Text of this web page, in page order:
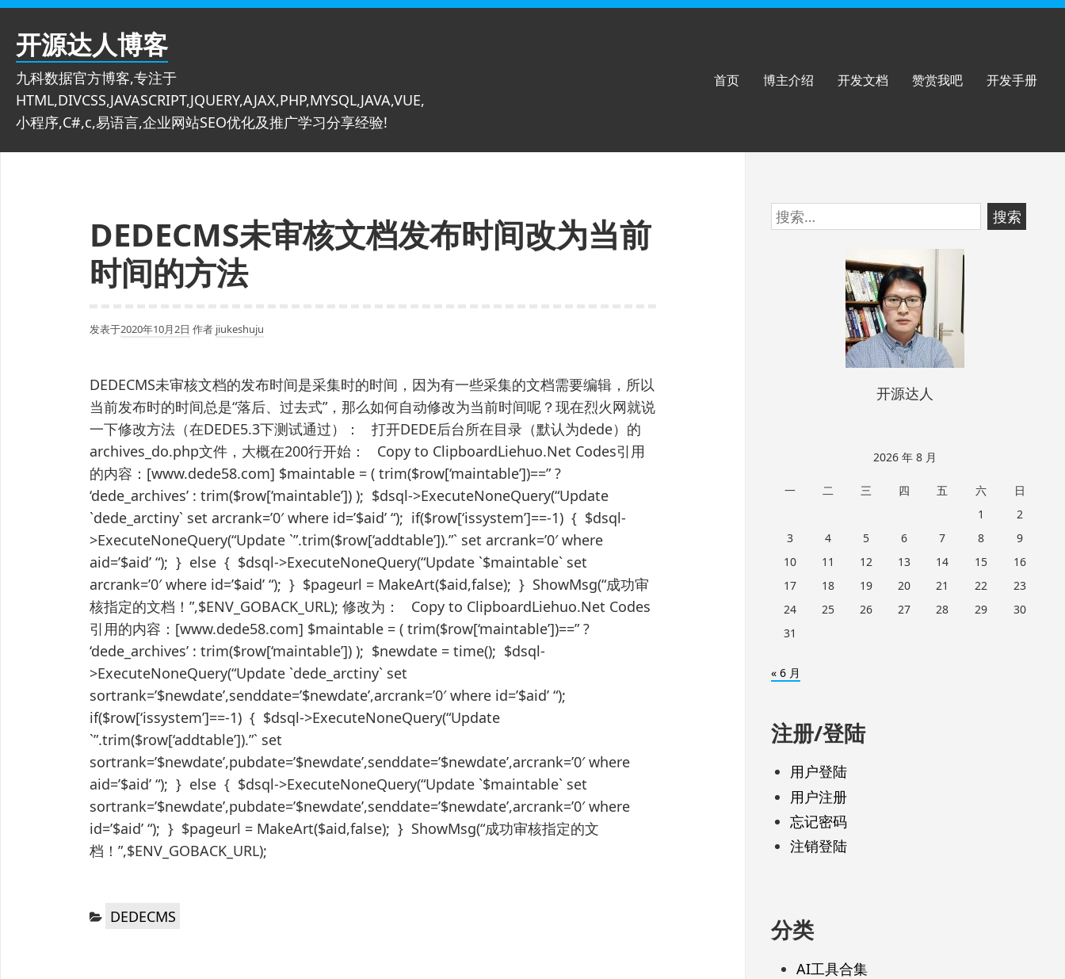
跳
开源达人博客
九科数据官方博客,专注于
HTML,DIVCSS,JAVASCRIPT,JQUERY,AJAX,PHP,MYSQL,JAVA,VUE,
小程序,C#,c,易语言,企业网站SEO优化及推广学习分享经验!
首页 博主介绍 开发文档 赞赏我吧 开发手册
DEDECMS未审核文档发布时间改为当前
时间的方法
发表于2020年10月2日 作者 jiukeshuju
DEDECMS未审核文档的发布时间是采集时的时间，因为有一些采集的文档需要编辑，所以
当前发布时的时间总是“落后、过去式”，那么如何自动修改为当前时间呢？现在烈火网就说
一下修改方法（在DEDE5.3下测试通过）： 打开DEDE后台所在目录（默认为dede）的
archives_do.php文件，大概在200行开始： Copy to ClipboardLiehuo.Net Codes引用
的内容：[www.dede58.com] $maintable = ( trim($row[‘maintable’])==” ?
‘dede_archives’ : trim($row[‘maintable’]) ); $dsql->ExecuteNoneQuery(“Update
`dede_arctiny` set arcrank=’0′ where id=’$aid’ “); if($row[‘issystem’]==-1) { $dsql-
>ExecuteNoneQuery(“Update `”.trim($row[‘addtable’]).”` set arcrank=’0′ where
aid=’$aid’ “); } else { $dsql->ExecuteNoneQuery(“Update `$maintable` set
arcrank=’0′ where id=’$aid’ “); } $pageurl = MakeArt($aid,false); } ShowMsg(“成功审
核指定的文档！”,$ENV_GOBACK_URL); 修改为： Copy to ClipboardLiehuo.Net Codes
引用的内容：[www.dede58.com] $maintable = ( trim($row[‘maintable’])==” ?
‘dede_archives’ : trim($row[‘maintable’]) ); $newdate = time(); $dsql-
>ExecuteNoneQuery(“Update `dede_arctiny` set
sortrank=’$newdate’,senddate=’$newdate’,arcrank=’0′ where id=’$aid’ “);
if($row[‘issystem’]==-1) { $dsql->ExecuteNoneQuery(“Update
`”.trim($row[‘addtable’]).”` set
sortrank=’$newdate’,pubdate=’$newdate’,senddate=’$newdate’,arcrank=’0′ where
aid=’$aid’ “); } else { $dsql->ExecuteNoneQuery(“Update `$maintable` set
sortrank=’$newdate’,pubdate=’$newdate’,senddate=’$newdate’,arcrank=’0′ where
id=’$aid’ “); } $pageurl = MakeArt($aid,false); } ShowMsg(“成功审核指定的文
档！”,$ENV_GOBACK_URL);
分 DEDECMS
跳
至
搜
索：
开源达人
2026 年 8 月
一 二 三 四 五 六
日
1
2
3
4 5 6 7 8
9
10
11 12 13 14 15
16
17
18 19 20 21 22
23
24
25 26 27 28 29
30
31
« 6 月
注册/登陆
用户登陆
用户注册
忘记密码
注销登陆
分类
AI工具合集